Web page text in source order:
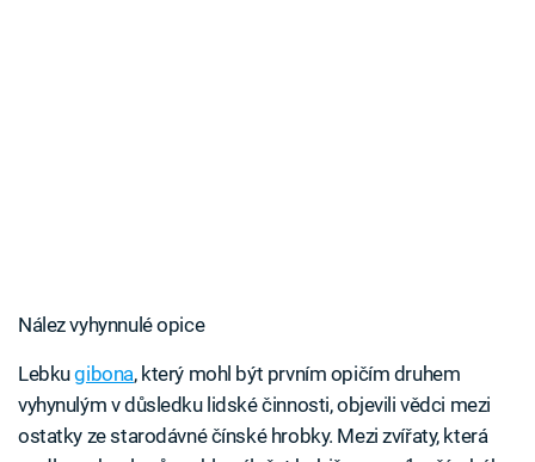
Nález vyhynnulé opice
Lebkugibona, který mohl být prvním opičím druhem
vyhynulým v důsledku lidské činnosti, objevili vědci mezi
ostatky ze starodávné čínské hrobky. Mezi zvířaty, která